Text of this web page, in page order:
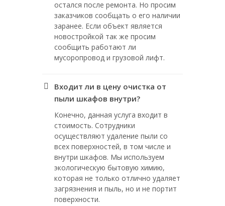
остался после ремонта. Но просим
заказчиков сообщать о его наличии
заранее. Если объект является
новостройкой так же просим
сообщить работают ли
мусоропровод и грузовой лифт.
Входит ли в цену очистка от
пыли шкафов внутри?
Конечно, данная услуга входит в
стоимость. Сотрудники
осуществляют удаление пыли со
всех поверхностей, в том числе и
внутри шкафов. Мы используем
экологическую бытовую химию,
которая не только отлично удаляет
загрязнения и пыль, но и не портит
поверхности.